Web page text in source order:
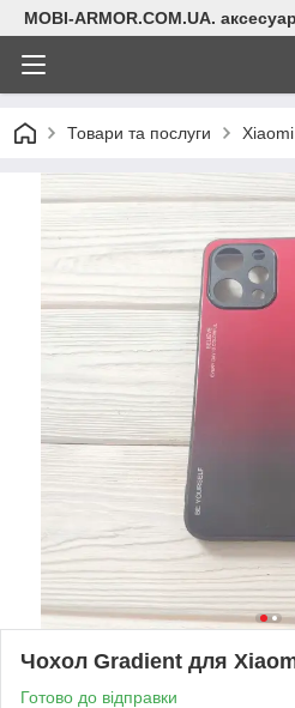
MOBI-ARMOR.COM.UA.
Товари та послуги Xiaomi
Чохол Gradient для
Готово до відправки